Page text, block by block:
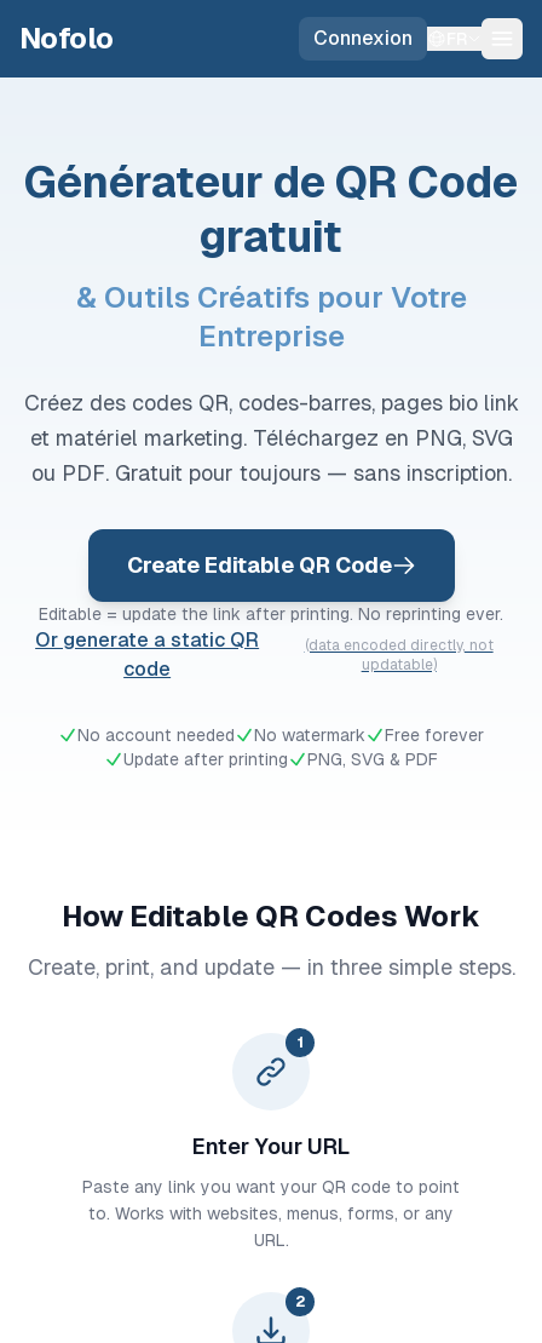
Nofolo Connexion
Générateur de QR Code
gratuit
& Outils Créatifs pour Votre
Entreprise
Créez des codes QR, codes-barres, pages bio link
et matériel marketing. Téléchargez en PNG, SVG
ou PDF. Gratuit pour toujours — sans inscription.
Create Editable QR Code
Editable = update the link after printing. No reprinting ever.
Or generate a static QR
code
(data encoded directly, not
updatable)
No account needed No watermark
Free forever
Update after printing
PNG, SVG & PDF
How Editable QR Codes Work
Create, print, and update — in three simple steps.
1
Enter Your URL
Paste any link you want your QR code to point
to. Works with websites, menus, forms, or any
URL.
2